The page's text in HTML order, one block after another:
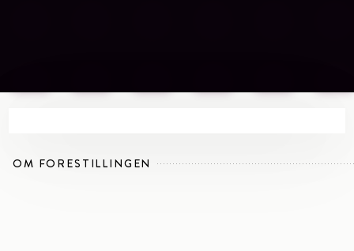
OM FORESTILLINGEN